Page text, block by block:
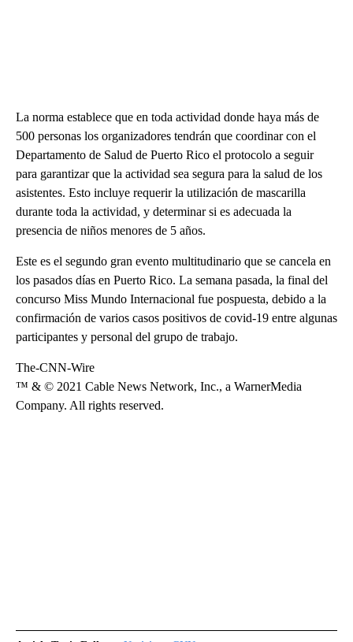
La norma establece que en toda actividad donde haya más de
500 personas los organizadores tendrán que coordinar con el
Departamento de Salud de Puerto Rico el protocolo a seguir
para garantizar que la actividad sea segura para la salud de los
asistentes. Esto incluye requerir la utilización de mascarilla
durante toda la actividad, y determinar si es adecuada la
presencia de niños menores de 5 años.
Este es el segundo gran evento multitudinario que se cancela en
los pasados días en Puerto Rico. La semana pasada, la final del
concurso Miss Mundo Internacional fue pospuesta, debido a la
confirmación de varios casos positivos de covid-19 entre algunas
participantes y personal del grupo de trabajo.
The-CNN-Wire
™ & © 2021 Cable News Network, Inc., a WarnerMedia
Company. All rights reserved.